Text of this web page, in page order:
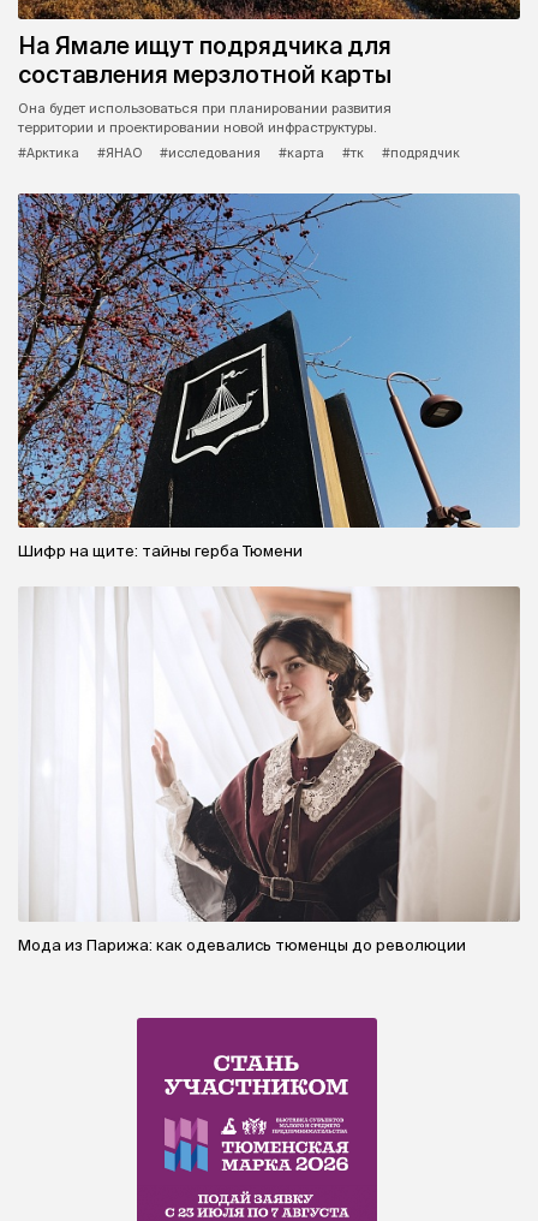
На Ямале ищут подрядчика для
составления мерзлотной карты
Она будет использоваться при планировании развития
территории и проектировании новой инфраструктуры.
#Арктика
#ЯНАО #исследования #карта #тк #подрядчик
Шифр на щите: тайны герба Тюмени
Мода из Парижа: как одевались тюменцы до революции